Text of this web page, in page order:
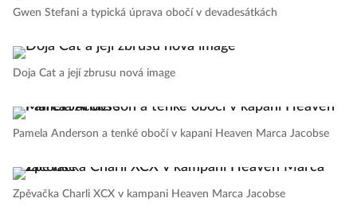
Gwen Stefani a typická úprava obočí v devadesátkách
Doja Cat a její zbrusu nová image
Pamela Anderson a tenké obočí v kapani Heaven Marca Jacobse
Zpěvačka Charli XCX v kampani Heaven Marca Jacobse